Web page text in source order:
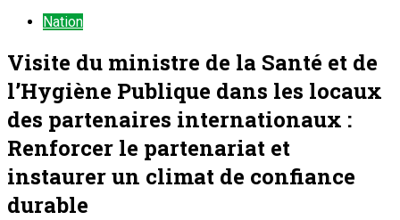
Nation
Visite du ministre de la Santé et de
l’Hygiène Publique dans les locaux
des partenaires internationaux :
Renforcer le partenariat et
instaurer un climat de confiance
durable